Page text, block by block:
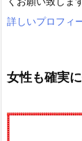
詳しいプロフィ
女性も確実